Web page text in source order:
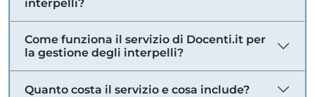
interpelli?
Come funziona il servizio di Docenti.it per
la gestione degli interpelli?
Quanto costa il servizio e cosa include?